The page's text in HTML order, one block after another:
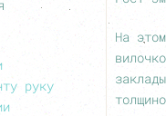
На
руку